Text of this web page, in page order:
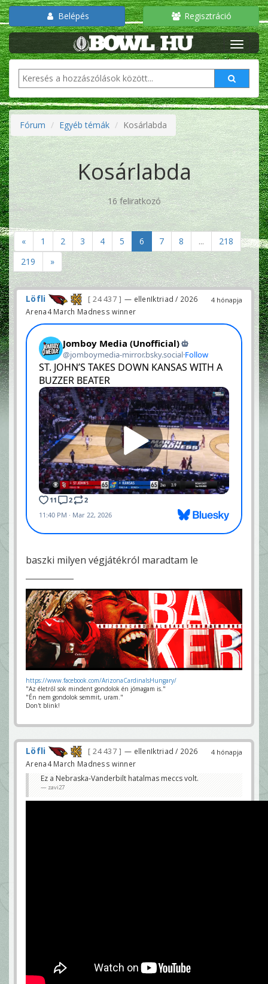
Belépés Regisztráció
Fórum Egyéb témák Kosárlabda
Kosárlabda
16 feliratkozó
« 1 2 3 4 5 6 7 8 ...
218
219
»
4 hónapja
Löfli 24 437
— ellenIktriad / 2026
Arena4 March Madness winner
baszki milyen végjátékról maradtam le
https://www.facebook.com/ArizonaCardinalsHungary/
"Az életről sok mindent gondolok én jómagam is."
"Én nem gondolok semmit, uram."
Don't blink!
4 hónapja
Löfli 24 437
— ellenIktriad / 2026
Arena4 March Madness winner
Ez a Nebraska-Vanderbilt hatalmas meccs volt.
zavi27